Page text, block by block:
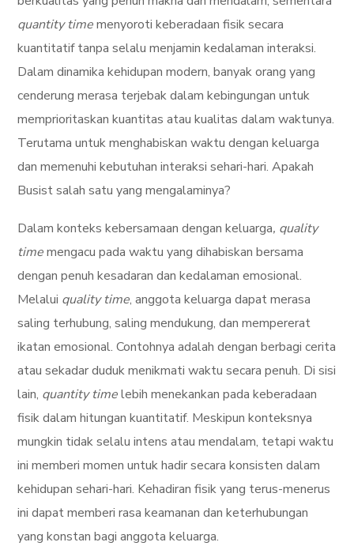
quantity timemenyoroti keberadaan fisik secara
kuantitatif tanpa selalu menjamin kedalaman interaksi.
Dalam dinamika kehidupan modern, banyak orang yang
cenderung merasa terjebak dalam kebingungan untuk
memprioritaskan kuantitas atau kualitas dalam waktunya.
Terutama untuk menghabiskan waktu dengan keluarga
dan memenuhi kebutuhan interaksi sehari-hari. Apakah
Busist salah satu yang mengalaminya?
Dalam konteks kebersamaan dengan keluarga, quality
timemengacu pada waktu yang dihabiskan bersama
dengan penuh kesadaran dan kedalaman emosional.
Melalui quality time, anggota keluarga dapat merasa
saling terhubung, saling mendukung, dan mempererat
ikatan emosional. Contohnya adalah dengan berbagi cerita
atau sekadar duduk menikmati waktu secara penuh. Di sisi
lain, quantity timelebih menekankan pada keberadaan
fisik dalam hitungan kuantitatif. Meskipun konteksnya
mungkin tidak selalu intens atau mendalam, tetapi waktu
ini memberi momen untuk hadir secara konsisten dalam
kehidupan sehari-hari. Kehadiran fisik yang terus-menerus
ini dapat memberi rasa keamanan dan keterhubungan
yang konstan bagi anggota keluarga.